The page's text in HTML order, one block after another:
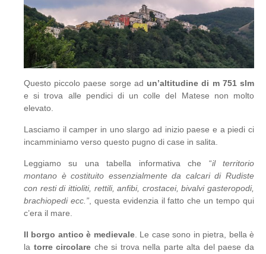
Questo piccolo paese sorge ad un’altitudine di m 751 slm
e si trova alle pendici di un colle del Matese non molto
elevato.
Lasciamo il camper in uno slargo ad inizio paese e a piedi ci
incamminiamo verso questo pugno di case in salita.
Leggiamo su una tabella informativa che “il territorio
montano è costituito essenzialmente da calcari di Rudiste
con resti di ittioliti, rettili, anfibi, crostacei, bivalvi gasteropodi,
brachiopedi ecc.”, questa evidenzia il fatto che un tempo qui
c’era il mare.
Il borgo antico è medievale. Le case sono in pietra, bella è
la torre circolare che si trova nella parte alta del paese da